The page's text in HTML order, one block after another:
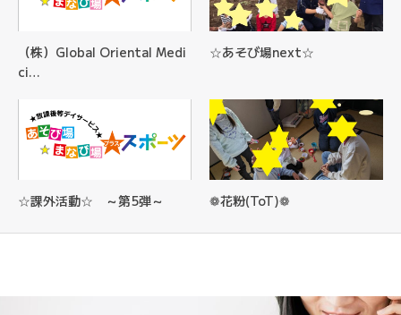
（株）Global Oriental Medi
ci…
☆あそび場next☆
☆課外活動☆ ～第5弾～ ❁花粉(ToT)❁